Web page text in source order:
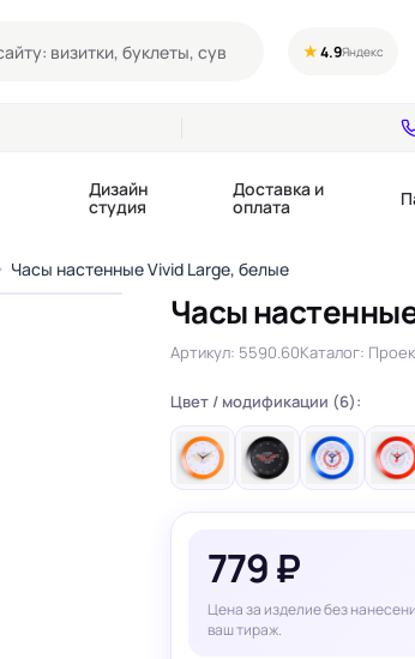
★4.9Яндекс
Календари настольные
Календари Трио
Диспенсеры
Некхенгеры
Флажки бумажные
Ценники
Шелфтокеры
Дизайн
студия
Доставка и
оплата
Часы настенные Vivid Large, белые
›
1/5
Часы
Артикул: 5590.60Каталог:
Цвет / модификации (6):
779 ₽
Цена за изделие без
ваш тираж.